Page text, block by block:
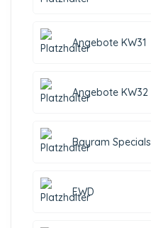
Angebote KW31
Angebote KW32
Bayram Specials
EWD